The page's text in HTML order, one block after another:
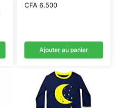
CFA6.500
Ajouter au panier